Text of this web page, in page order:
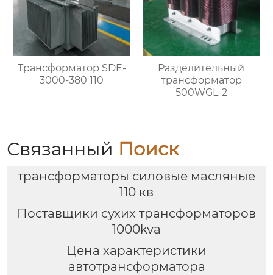
Трансформатор SDE-
3000-380 110
Разделительный
трансформатор
500WGL-2
Связанный Поиск
трансформаторы силовые масляные
110 кв
Поставщики сухих трансформаторов
1000kva
Цена характеристики
автотрансформатора